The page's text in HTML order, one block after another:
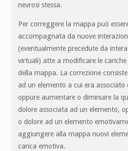
nevrosi stessa.
Per correggere la mappa può
accompagnata da nuove
(eventualmente precedute da
virtuali) atte a modificare le
della mappa. La correzione consiste
ad un elemento a cui era associato
oppure aumentare o diminuire la
dolore associata ad un elemento,
o dolore ad un elemento
aggiungere alla mappa nuovi
carica emotiva.